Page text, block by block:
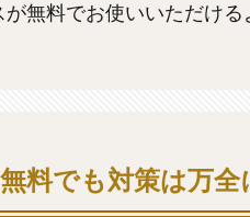
無料でお使いいただけ
料でも対策は万全